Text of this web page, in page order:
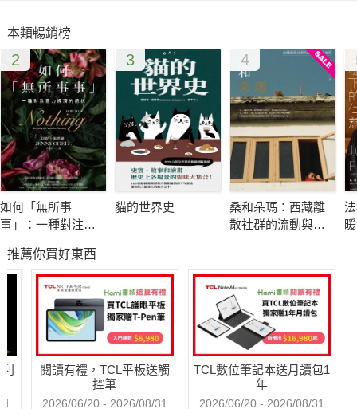
的關係。可分成超象表現觀與翻譯研究、意境理論與翻譯研究，
在意境中又對情感、形象、韻律來分析。第三章探討了美感論與
翻譯研究的關係；主要內容和文藝心理學相關。第四章討論符號
論哲學對翻譯研究的意義；符號學為藝術心理學一個很重要的分
支。討論從美學角度來建構翻譯學是不可能不觸及符號論哲學對
翻譯研究的意義這一重要論題；第五章討論了審美範疇論與翻譯
研究的關係，包含崇高美與翻譯研究、翻譯活動中「醜」的形象
再現。第六章為文藝美學的「藝術真實觀」與翻譯研究的問題；
研究是對翻譯標準中忠實性原則的強調，是從防止譯者在翻譯研
觀唯心主義錯誤這一角度出發。
本類暢銷榜
2
如何「無所事
事」：一種對注意
3
貓的世界史
4
桑和朵瑪：西藏離
散社群的流動與社
推薦你買好東西
閱讀有禮，TCL平板送觸
控筆
2026/06/20 - 2026/08/31
TCL數位筆記本送月讀包1
年
2026/06/20 - 2026/08/31